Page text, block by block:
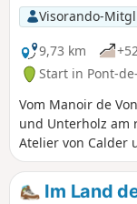
Visorando-
9,73 km
Start in Pont-
Vom Manoir de
und Unterholz am
Atelier von Calder
bieten einen
Im Land